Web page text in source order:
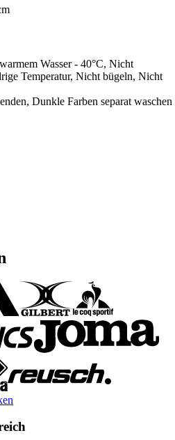
Wasser - 40°C, Nicht
Temperatur, Nicht bügeln, Nicht
Dunkle Farben separat waschen